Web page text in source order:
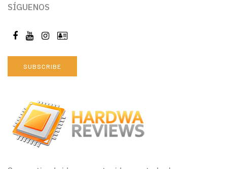
SÍGUENOS
SUBSCRIBE